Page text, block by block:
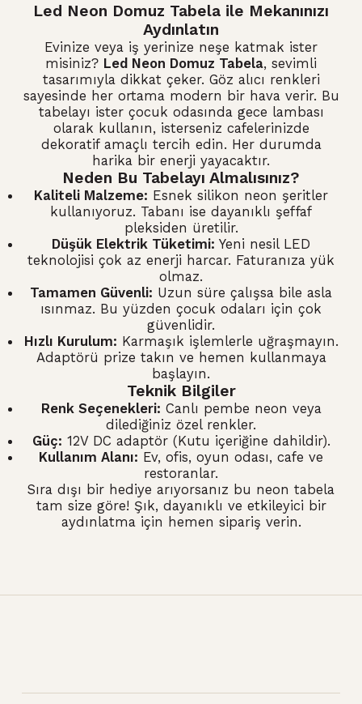
Led Neon Domuz Tabela ile Mekanınızı
Aydınlatın
Evinize veya iş yerinize neşe katmak ister
misiniz? Led Neon Domuz Tabela, sevimli
tasarımıyla dikkat çeker. Göz alıcı renkleri
sayesinde her ortama modern bir hava verir. Bu
tabelayı ister çocuk odasında gece lambası
olarak kullanın, isterseniz cafelerinizde
dekoratif amaçlı tercih edin. Her durumda
harika bir enerji yayacaktır.
Neden Bu Tabelayı Almalısınız?
Kaliteli Malzeme: Esnek silikon neon şeritler
kullanıyoruz. Tabanı ise dayanıklı şeffaf
pleksiden üretilir.
Düşük Elektrik Tüketimi: Yeni nesil LED
teknolojisi çok az enerji harcar. Faturanıza yük
olmaz.
Tamamen Güvenli: Uzun süre çalışsa bile asla
ısınmaz. Bu yüzden çocuk odaları için çok
güvenlidir.
Hızlı Kurulum: Karmaşık işlemlerle uğraşmayın.
Adaptörü prize takın ve hemen kullanmaya
başlayın.
Teknik Bilgiler
Renk Seçenekleri: Canlı pembe neon veya
dilediğiniz özel renkler.
Güç: 12V DC adaptör (Kutu içeriğine dahildir).
Kullanım Alanı: Ev, ofis, oyun odası, cafe ve
restoranlar.
Sıra dışı bir hediye arıyorsanız bu neon tabela
tam size göre! Şık, dayanıklı ve etkileyici bir
aydınlatma için hemen sipariş verin.